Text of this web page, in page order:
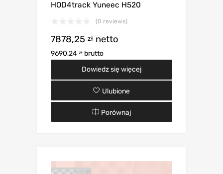
HOD4track Yuneec H520
(0 reviews)
7878,25 zł netto
9690,24 zł brutto
Dowiedz się więcej
Ulubione
Porównaj